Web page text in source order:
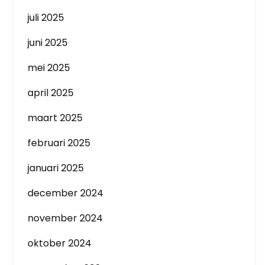
juli 2025
juni 2025
mei 2025
april 2025
maart 2025
februari 2025
januari 2025
december 2024
november 2024
oktober 2024